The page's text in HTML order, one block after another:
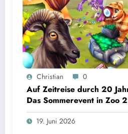
Christian 0
Auf Zeitreise durch 20
Das Sommerevent in Zoo
19. Juni 2026